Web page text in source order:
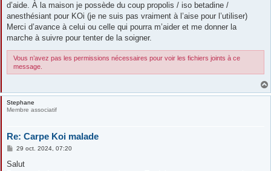
d’aide. À la maison je possède du coup propolis / iso betadine /
anesthésiant pour KOi (je ne suis pas vraiment à l’aise pour l’utiliser)
Merci d’avance à celui ou celle qui pourra m’aider et me donner la
marche à suivre pour tenter de la soigner.
Vous n’avez pas les permissions nécessaires pour voir les fichiers joints à ce
message.
Stephane
Membre associatif
Re: Carpe Koi malade
M
s
29 oct. 2024, 07:20
Salut